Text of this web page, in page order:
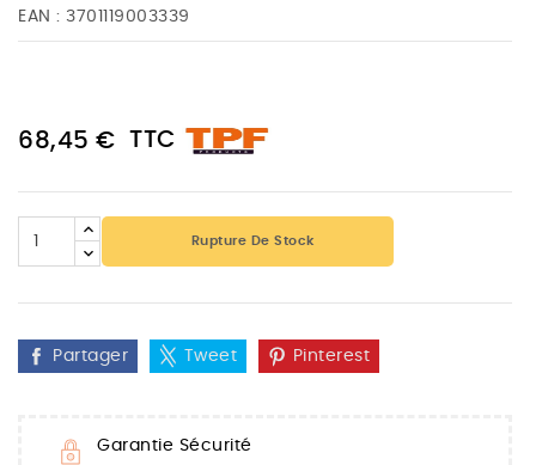
EAN : 3701119003339
68,45 € TTC
Rupture De Stock
Partager Tweet Pinterest
Garantie Sécurité